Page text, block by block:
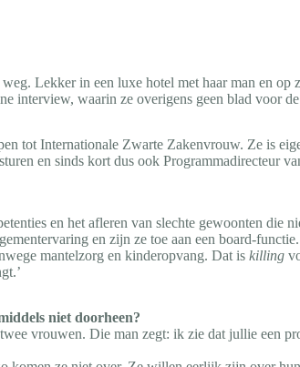
Lekker in een luxe hotel met haar man en
interview, waarin ze overigens geen blad voor
tot Internationale Zwarte Zakenvrouw. Ze is
en sinds kort dus ook Programmadirecteur
en het afleren van slechte gewoonten die
en zijn ze toe aan een board-
mantelzorg en kinderopvang. Dat is killing
niet doorheen?
vrouwen. Die man zegt: ik zie dat jullie een